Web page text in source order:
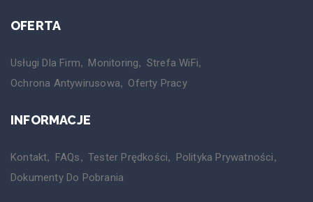
OFERTA
Usługi Dla Firm Monitoring
Strefa WiFi
Ochrona Antywirusowa
Oferty Pracy
INFORMACJE
Kontakt FAQs Tester Prędkości
Polityka Prywatności
Dokumenty Do Pobrania